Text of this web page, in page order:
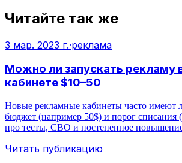
Читайте так же
3 мар. 2023 г.·реклама
Можно ли запускать рекламу
кабинете $10–50
Новые рекламные кабинеты часто имеют
бюджет (например 50$) и порог списания
про тесты, CBO и постепенное
Читать публикацию